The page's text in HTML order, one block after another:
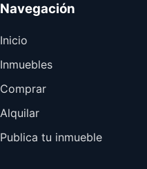
Navegación
Inicio
Inmuebles
Comprar
Alquilar
Publica tu inmueble